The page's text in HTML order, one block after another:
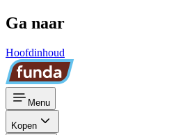
Ga naar
Hoofdinhoud
Menu
Kopen